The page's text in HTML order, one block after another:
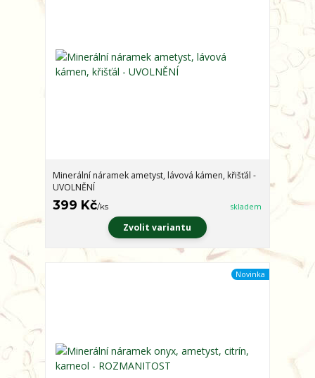
Minerální náramek ametyst, lávová kámen, křišťál -
UVOLNĚNÍ
399 Kč/ks skladem
Zvolit variantu
Novinka